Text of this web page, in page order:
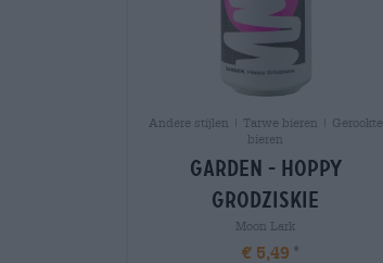
Andere stijlen | Tarwe bieren | Gerookte
bieren
garden - hoppy
grodziskie
Moon Lark
€ 5,49